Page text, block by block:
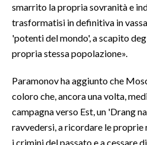
smarrito la propria sovranità e
trasformatisi in definitiva in
'potenti del mondo', a scapito
propria stessa popolazione».
Paramonov ha aggiunto che
coloro che, ancora una volta,
campagna verso Est, un 'Drang
ravvedersi, a ricordare le
i crimini del passato e a cessare